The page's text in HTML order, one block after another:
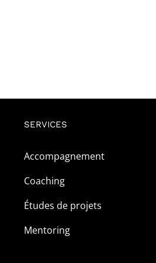
SERVICES
Accompagnement
Coaching
Études de projets
Mentoring